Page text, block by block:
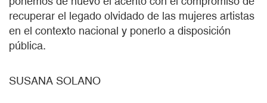
recuperar el legado olvidado de las mujeres artistas
en el contexto nacional y ponerlo a disposición
pública.
SUSANA SOLANO